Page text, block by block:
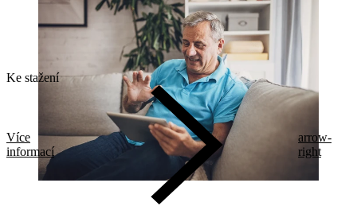
Ke stažení
Více
informací
arrow-
right